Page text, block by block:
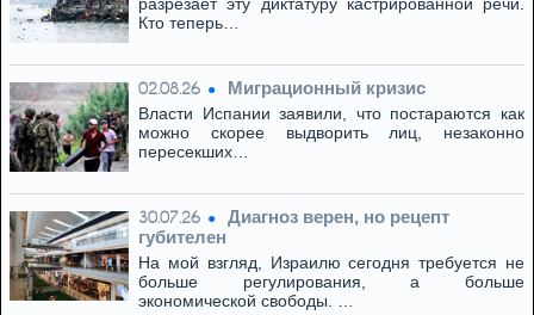
Кто теперь…
02.08.26 Миграционный кризис
Власти Испании заявили, что постараются как
можно скорее выдворить лиц, незаконно
пересекших…
30.07.26
Диагноз верен, но рецепт
губителен
На мой взгляд, Израилю сегодня требуется не
больше регулирования, а больше
экономической свободы. …